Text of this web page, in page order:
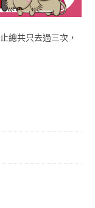
總共只去過三次，